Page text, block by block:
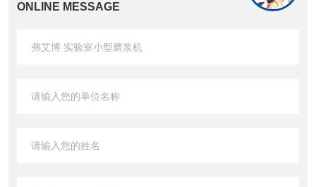
ONLINE MESSAGE